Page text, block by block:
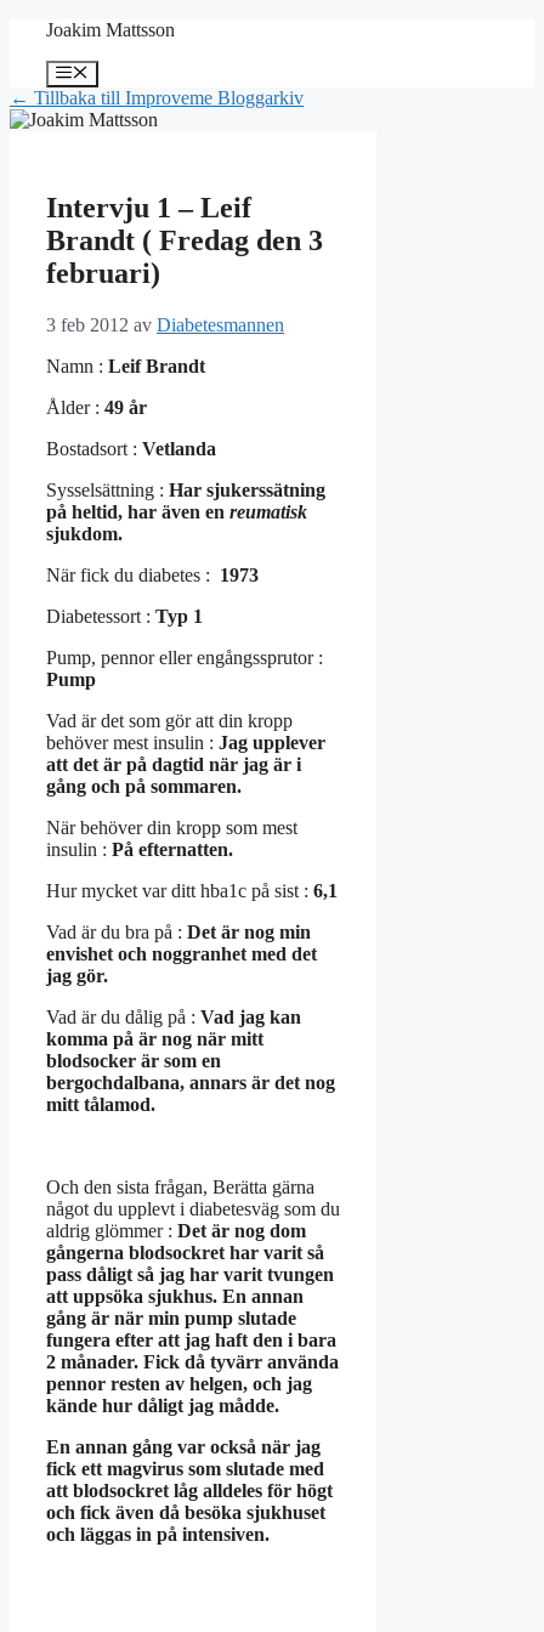
Hoppa
innehåll
Joakim Mattsson
Meny
← Tillbaka till Improveme Bloggarkiv
Intervju 1 – Leif
Brandt ( Fredag den 3
februari)
3 feb 2012 av Diabetesmannen
Namn : Leif Brandt
Ålder : 49 år
Bostadsort : Vetlanda
Sysselsättning : Har sjukerssätning
på heltid, har även en reumatisk
sjukdom.
När fick du diabetes : 1973
Diabetessort : Typ 1
Pump, pennor eller engångssprutor :
Pump
Vad är det som gör att din kropp
behöver mest insulin : Jag upplever
att det är på dagtid när jag är i
gång och på sommaren.
När behöver din kropp som mest
insulin : På efternatten.
Hur mycket var ditt hba1c på sist : 6,1
Vad är du bra på : Det är nog min
envishet och noggranhet med det
jag gör.
Vad är du dålig på : Vad jag kan
komma på är nog när mitt
blodsocker är som en
bergochdalbana, annars är det nog
mitt tålamod.
Och den sista frågan, Berätta gärna
något du upplevt i diabetesväg som du
aldrig glömmer : Det är nog dom
gångerna blodsockret har varit så
pass dåligt så jag har varit tvungen
att uppsöka sjukhus. En annan
gång är när min pump slutade
fungera efter att jag haft den i bara
2 månader. Fick då tyvärr använda
pennor resten av helgen, och jag
kände hur dåligt jag mådde.
En annan gång var också när jag
fick ett magvirus som slutade med
att blodsockret låg alldeles för högt
och fick även då besöka sjukhuset
och läggas in på intensiven.